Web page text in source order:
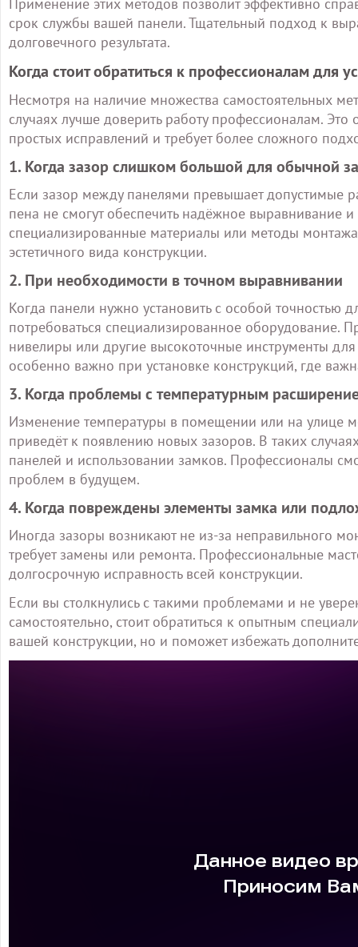
срок службы вашей панели. Тщательный подход к
долговечного результата.
Когда стоит обратиться к профессионалам для
Несмотря на наличие множества самостоятельных
случаях лучше доверить работу профессионалам.
простых исправлений и требует более сложного
1. Когда зазор слишком большой для обычной
Если зазор между панелями превышает допустимые
пена не смогут обеспечить надёжное выравнивание
специализированные материалы или методы
эстетичного вида конструкции.
2. При необходимости в точном выравнивании
Когда панели нужно установить с особой
потребоваться специализированное оборудование.
нивелиры или другие высокоточные инструменты
особенно важно при установке конструкций, где
3. Когда проблемы с температурным
Изменение температуры в помещении или на улице
приведёт к появлению новых зазоров. В таких
панелей и использовании замков. Профессионалы
проблем в будущем.
4. Когда повреждены элементы замка или
Иногда зазоры возникают не из-за неправильного
требует замены или ремонта. Профессиональные
долгосрочную исправность всей конструкции.
Если вы столкнулись с такими проблемами и не
самостоятельно, стоит обратиться к опытным
вашей конструкции, но и поможет избежать